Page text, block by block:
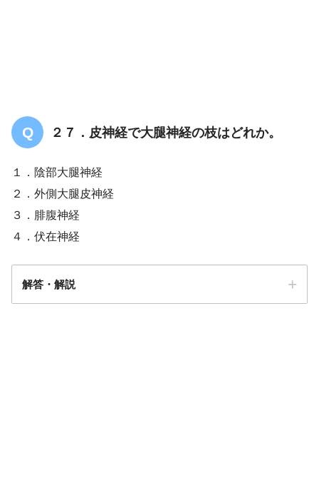
２７．皮神経で大腿神経の枝はどれか。
１．陰部大腿神経
２．外側大腿皮神経
３．腓腹神経
４．伏在神経
解答・解説